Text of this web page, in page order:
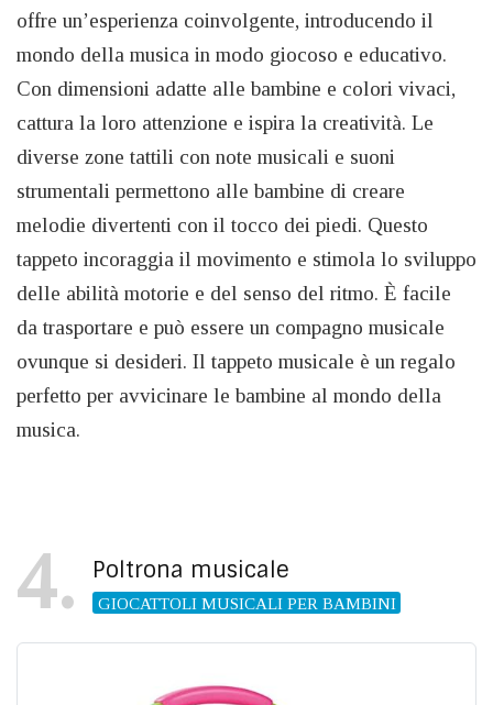
offre un’esperienza coinvolgente, introducendo il
mondo della musica in modo giocoso e educativo.
Con dimensioni adatte alle bambine e colori vivaci,
cattura la loro attenzione e ispira la creatività. Le
diverse zone tattili con note musicali e suoni
strumentali permettono alle bambine di creare
melodie divertenti con il tocco dei piedi. Questo
tappeto incoraggia il movimento e stimola lo sviluppo
delle abilità motorie e del senso del ritmo. È facile
da trasportare e può essere un compagno musicale
ovunque si desideri. Il tappeto musicale è un regalo
perfetto per avvicinare le bambine al mondo della
musica.
4 Poltrona musicale
GIOCATTOLI MUSICALI PER BAMBINI